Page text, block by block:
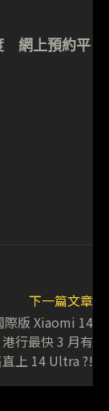
網上預約平
下一篇文章
際版 Xiaomi 14
行最快 3 月有
上 14 Ultra ?!